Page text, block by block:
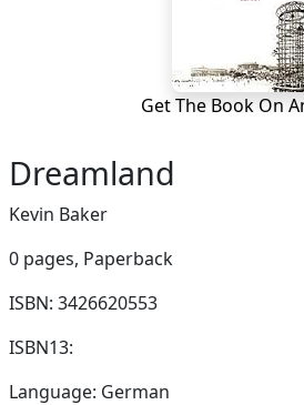
Get The Book On
Dreamland
Kevin Baker
0 pages, Paperback
ISBN: 3426620553
ISBN13:
Language: German